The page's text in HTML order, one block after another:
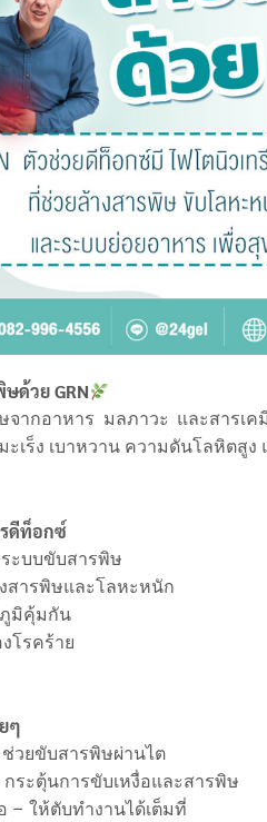
ษด้วย GRN
จากอาหาร มลภาวะ และสารเ
ะเร็ง เบาหวาน ความดันโลหิตสูง
ดีท็อกซ์
ะบบขับสารพิษ
สารพิษและโลหะหนัก
ภูมิคุ้มกัน
โรคร้าย
ๆ
วยขับสารพิษผ่านไต
ระตุ้นการขับเหงื่อและสารพิษ
– ให้ตับทำงานได้เต็มที่